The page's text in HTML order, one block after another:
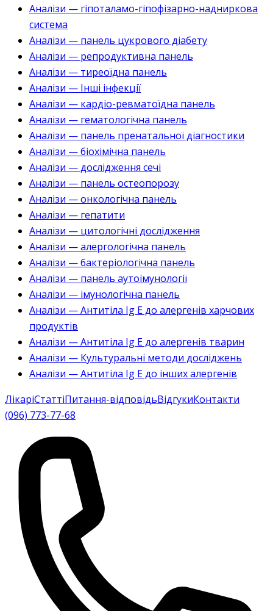
Аналізи — гіпоталамо-гіпофізарно-надниркова
система
Аналізи — панель цукрового діабету
Аналізи — репродуктивна панель
Аналізи — тиреоїдна панель
Аналізи — Інші інфекції
Аналізи — кардіо-ревматоїдна панель
Аналізи — гематологічна панель
Аналізи — панель пренатальної діагностики
Аналізи — біохімічна панель
Аналізи — дослідження сечі
Аналізи — панель остеопорозу
Аналізи — онкологічна панель
Аналізи — гепатити
Аналізи — цитологічні дослідження
Аналізи — алергологічна панель
Аналізи — бактеріологічна панель
Аналізи — панель аутоімунології
Аналізи — імунологічна панель
Аналізи — Антитіла Ig E до алергенів харчових
продуктів
Аналізи — Антитіла Ig E до алергенів тварин
Аналізи — Культуральні методи досліджень
Аналізи — Антитіла Ig E до інших алергенів
ЛікаріСтаттіПитання-відповідьВідгукиКонтакти
(096) 773-77-68